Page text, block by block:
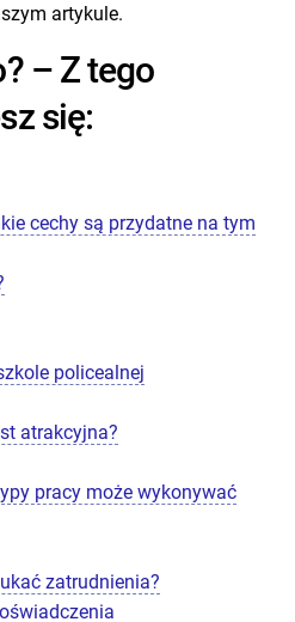
artykule.
– Z tego
się:
cechy są przydatne na tym
policealnej
atrakcyjna?
pracy może wykonywać
zatrudnienia?